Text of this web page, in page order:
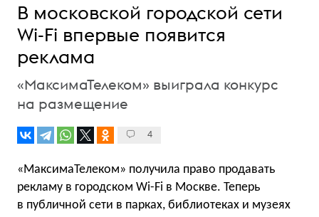
В московской городской сети
Wi-Fi впервые появится
реклама
«МаксимаТелеком» выиграла конкурс
на размещение
4
«МаксимаТелеком» получила право продавать
рекламу в городском Wi-Fi в Москве. Теперь
в публичной сети в парках, библиотеках и музеях